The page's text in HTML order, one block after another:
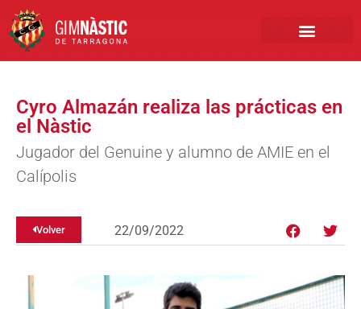
Cyro Almazán realiza las prácticas en
el Nàstic
Jugador del Genuine y alumno de AMIE en el
Calípolis
Volver 22/09/2022